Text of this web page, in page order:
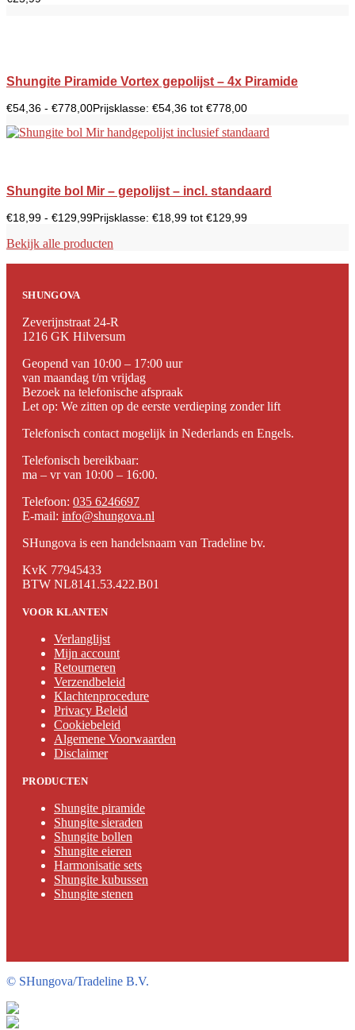
Shungite Piramide Vortex gepolijst – 4x Piramide
€54,36 - €778,00Prijsklasse: €54,36 tot €778,00
Shungite bol Mir – gepolijst – incl. standaard
€18,99 - €129,99Prijsklasse: €18,99 tot €129,99
Bekijk alle producten
SHUNGOVA
Zeverijnstraat 24-R
1216 GK Hilversum
Geopend van 10:00 – 17:00 uur
van maandag t/m vrijdag
Bezoek na telefonische afspraak
Let op: We zitten op de eerste verdieping zonder lift
Telefonisch contact mogelijk in Nederlands en Engels.
Telefonisch bereikbaar:
ma – vr van 10:00 – 16:00.
Telefoon: 035 6246697
E-mail: info@shungova.nl
SHungova is een handelsnaam van Tradeline bv.
KvK 77945433
BTW NL8141.53.422.B01
VOOR KLANTEN
Verlanglijst
Mijn account
Retourneren
Verzendbeleid
Klachtenprocedure
Privacy Beleid
Cookiebeleid
Algemene Voorwaarden
Disclaimer
PRODUCTEN
Shungite piramide
Shungite sieraden
Shungite bollen
Shungite eieren
Harmonisatie sets
Shungite kubussen
Shungite stenen
© SHungova/Tradeline B.V.